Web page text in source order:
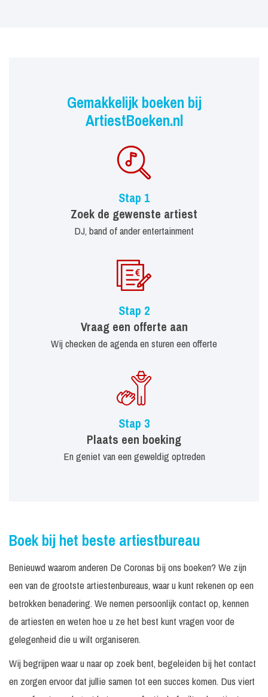
Gemakkelijk boeken bij
ArtiestBoeken.nl
Stap 1
Zoek de gewenste artiest
DJ, band of ander entertainment
Stap 2
Vraag een offerte aan
Wij checken de agenda en sturen een offerte
Stap 3
Plaats een boeking
En geniet van een geweldig optreden
Boek bij het beste artiestbureau
Benieuwd waarom anderen De Coronas bij ons boeken? We zijn
een van de grootste artiestenbureaus, waar u kunt rekenen op een
betrokken benadering. We nemen persoonlijk contact op, kennen
de artiesten en weten hoe u ze het best kunt vragen voor de
gelegenheid die u wilt organiseren.
Wij begrijpen waar u naar op zoek bent, begeleiden bij het contact
en zorgen ervoor dat jullie samen tot een succes komen. Dus viert